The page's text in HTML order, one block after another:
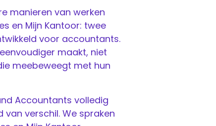
manieren van werken
en Mijn Kantoor: twee
voor accountants.
maakt, niet
meebeweegt met hun
Accountants volledig
van verschil. We spraken